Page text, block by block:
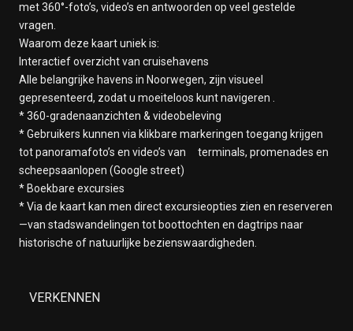
met 360°-foto’s, video’s en antwoorden op veel gestelde
vragen.
Waarom deze kaart uniek is:
Interactief overzicht van cruisehavens
Alle belangrijke havens in Noorwegen, zijn visueel
gepresenteerd, zodat u moeiteloos kunt navigeren .
* 360-gradenaanzichten & videobeleving
* Gebruikers kunnen via klikbare markeringen toegang krijgen
tot panoramafoto’s en video’s van terminals, promenades en
scheepsaanlopen (Google street)
* Boekbare excursies
* Via de kaart kan men direct excursieopties zien en reserveren
—van stadswandelingen tot boottochten en dagtrips naar
historische of natuurlijke bezienswaardigheden.
VERKENNEN